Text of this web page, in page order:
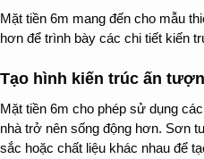
Mặt tiền 6m mang đến cho mẫu
hơn để trình bày các chi tiết kiến
Tạo hình kiến trúc ấn
Mặt tiền 6m cho phép sử dụng
nhà trở nên sống động hơn. Sơn
sắc hoặc chất liệu khác nhau để